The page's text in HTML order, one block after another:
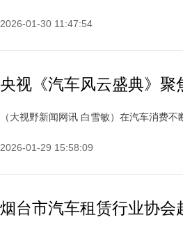
2026-01-30 11:47:54
央视《汽车风云盛典》
（大视野新闻网讯 白雪敏）在汽车消费
2026-01-29 15:58:09
烟台市汽车租赁行业协